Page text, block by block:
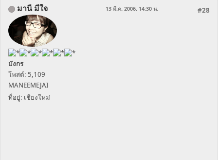
มานี มีใจ
มังกร
โพสต์: 5,109
MANEEMEJAI
ที่อยู่: เชียงใหม่
#28
13 มี.ค. 2006, 14:30 น.